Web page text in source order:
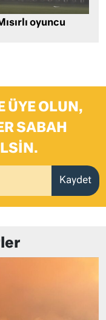
oyuncu
ÜYE OLUN,
SABAH
Kaydet